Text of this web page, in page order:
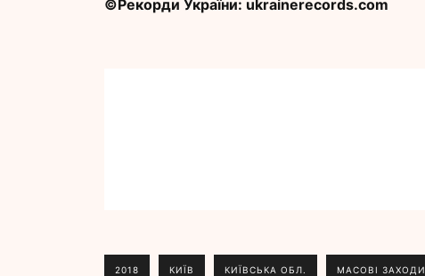
©Рекорди України: ukrainerecords.com
2018 КИЇВ КИЇВСЬКА ОБЛ. МАСОВІ ЗАХОДИ